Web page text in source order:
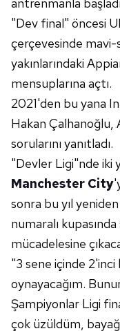
"Dev final" öncesi
çerçevesinde mavi-
yakınlarındaki
mensuplarına açtı.
2021'den bu yana
Hakan Çalhanoğlu,
sorularını yanıtladı.
"Devler Ligi"nde iki
Manchester City
sonra bu yıl
numaralı
mücadelesine
"3 sene içinde
oynayacağım.
Şampiyonlar Ligi
çok üzüldüm,